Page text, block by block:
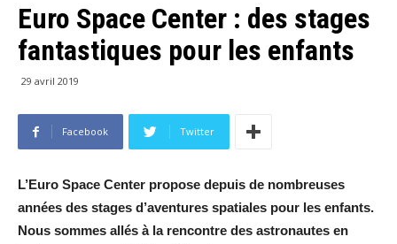
Euro Space Center : des stages
fantastiques pour les enfants
29 avril 2019
Facebook Twitter
L’Euro Space Center propose depuis de nombreuses
années des stages d’aventures spatiales pour les enfants.
Nous sommes allés à la rencontre des astronautes en